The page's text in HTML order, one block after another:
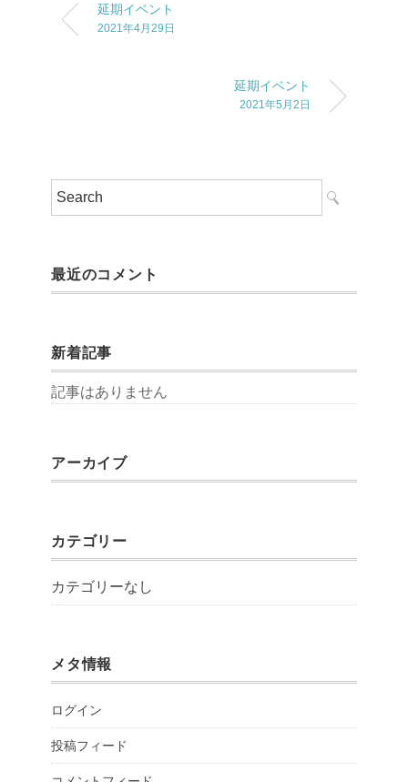
延期イベント
2021年4月29日
延期イベント
2021年5月2日
最近のコメント
新着記事
記事はありません
アーカイブ
カテゴリー
カテゴリーなし
メタ情報
ログイン
投稿フィード